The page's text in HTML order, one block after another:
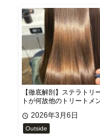
【徹底解剖】ステラトリ
トが何故他のトリートメ
2026年3月6日
Outside